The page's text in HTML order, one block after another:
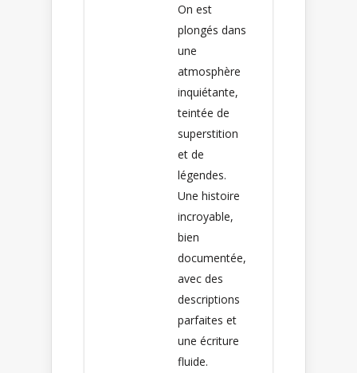
On est
plongés dans
une
atmosphère
inquiétante,
teintée de
superstition
et de
légendes.
Une histoire
incroyable,
bien
documentée,
avec des
descriptions
parfaites et
une écriture
fluide.